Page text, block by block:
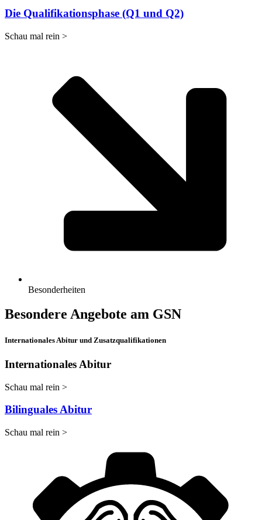
Die Qualifikationsphase (Q1 und Q2)
Schau mal rein >
Besonderheiten
Besondere Angebote am GSN
Internationales Abitur und Zusatzqualifikationen
Internationales Abitur
Schau mal rein >
Bilinguales Abitur
Schau mal rein >